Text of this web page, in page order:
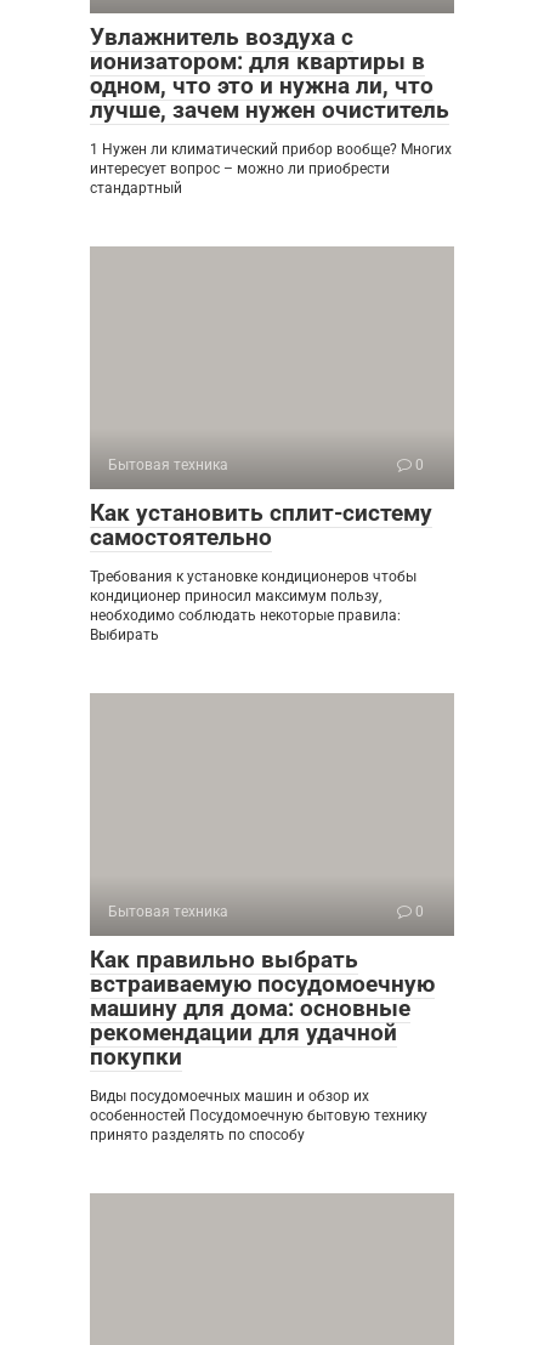
Увлажнитель воздуха с
ионизатором: для квартиры в
одном, что это и нужна ли, что
лучше, зачем нужен очиститель
1 Нужен ли климатический прибор вообще? Многих
интересует вопрос – можно ли приобрести
стандартный
Бытовая техника 0
Как установить сплит-систему
самостоятельно
Требования к установке кондиционеров чтобы
кондиционер приносил максимум пользу,
необходимо соблюдать некоторые правила:
Выбирать
Бытовая техника 0
Как правильно выбрать
встраиваемую посудомоечную
машину для дома: основные
рекомендации для удачной
покупки
Виды посудомоечных машин и обзор их
особенностей Посудомоечную бытовую технику
принято разделять по способу